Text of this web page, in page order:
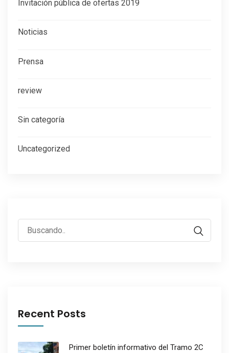
Invitación pública de ofertas 2019
Noticias
Prensa
review
Sin categoría
Uncategorized
Buscar:
Recent Posts
Primer boletín informativo del Tramo 2C